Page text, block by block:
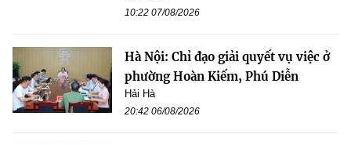
10:22 07/08/2026
Hà Nội: Chỉ đạo giải quyết vụ việc ở
phường Hoàn Kiếm, Phú Diễn
Hải Hà
20:42 06/08/2026